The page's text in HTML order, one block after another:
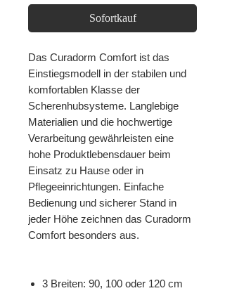
Sofortkauf
Das Curadorm Comfort ist das
Einstiegsmodell in der stabilen und
komfortablen Klasse der
Scherenhubsysteme. Langlebige
Materialien und die hochwertige
Verarbeitung gewährleisten eine
hohe Produktlebensdauer beim
Einsatz zu Hause oder in
Pflegeeinrichtungen. Einfache
Bedienung und sicherer Stand in
jeder Höhe zeichnen das Curadorm
Comfort besonders aus.
3 Breiten: 90, 100 oder 120 cm